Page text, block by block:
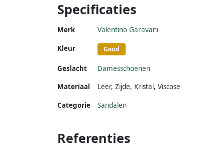
Specificaties
Merk Valentino Garavani
Kleur Goud
Geslacht
Damesschoenen
Materiaal
Leer, Zijde, Kristal, Viscose
Categorie Sandalen
Referenties